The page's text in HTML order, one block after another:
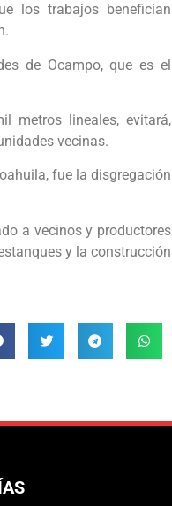
los trabajos benefician
de Ocampo, que es el
metros lineales, evitará,
vecinas.
fue la disgregación
a vecinos y productores
y la construcción